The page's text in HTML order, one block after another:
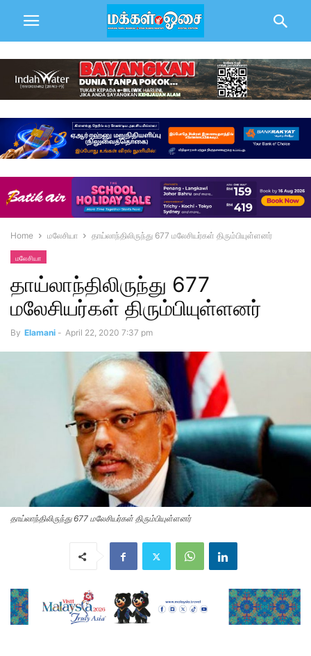
Home மலேசியா தாய்லாந்திலிருந்து 677 மலேசியர்கள் திரும்பியுள்ளனர்
மலேசியா
தாய்லாந்திலிருந்து 677
மலேசியர்கள் திரும்பியுள்ளனர்
By Elamani - April 22, 2020 7:37 pm
தாய்லாந்திலிருந்து 677 மலேசியர்கள் திரும்பியுள்ளனர்